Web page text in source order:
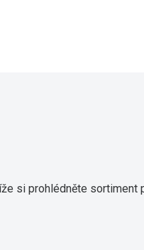
si prohlédněte sortiment